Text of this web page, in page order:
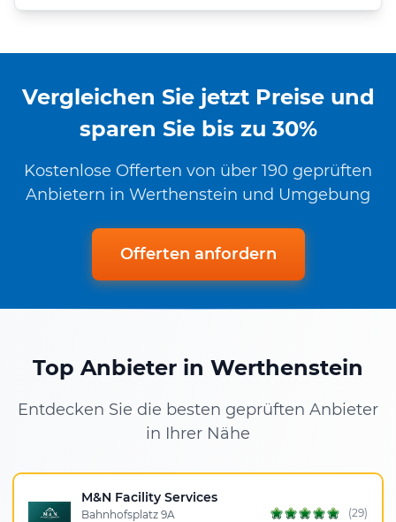
Vergleichen Sie jetzt Preise und
sparen Sie bis zu 30%
Kostenlose Offerten von über 190 geprüften
Anbietern in Werthenstein und Umgebung
Offerten anfordern
Top Anbieter in Werthenstein
Entdecken Sie die besten geprüften Anbieter
in Ihrer Nähe
M&N Facility Services
Bahnhofsplatz 9A
(29)